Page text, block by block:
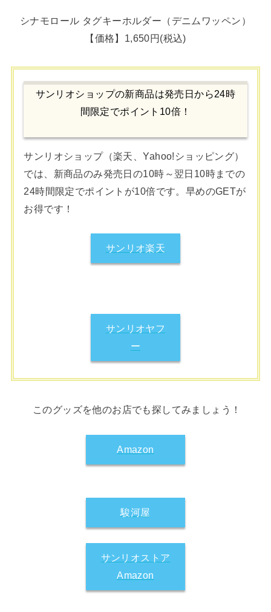
シナモロール タグキーホルダー（デニムワッペン）
【価格】1,650円(税込)
サンリオショップの新商品は発売日から24時
間限定でポイント10倍！
サンリオショップ（楽天、Yahoo!ショッピング）
では、新商品のみ発売日の10時～翌日10時までの
24時間限定でポイントが10倍です。早めのGETが
お得です！
サンリオ楽天
サンリオヤフ
ー
このグッズを他のお店でも探してみましょう！
Amazon
駿河屋
サンリオストア
Amazon